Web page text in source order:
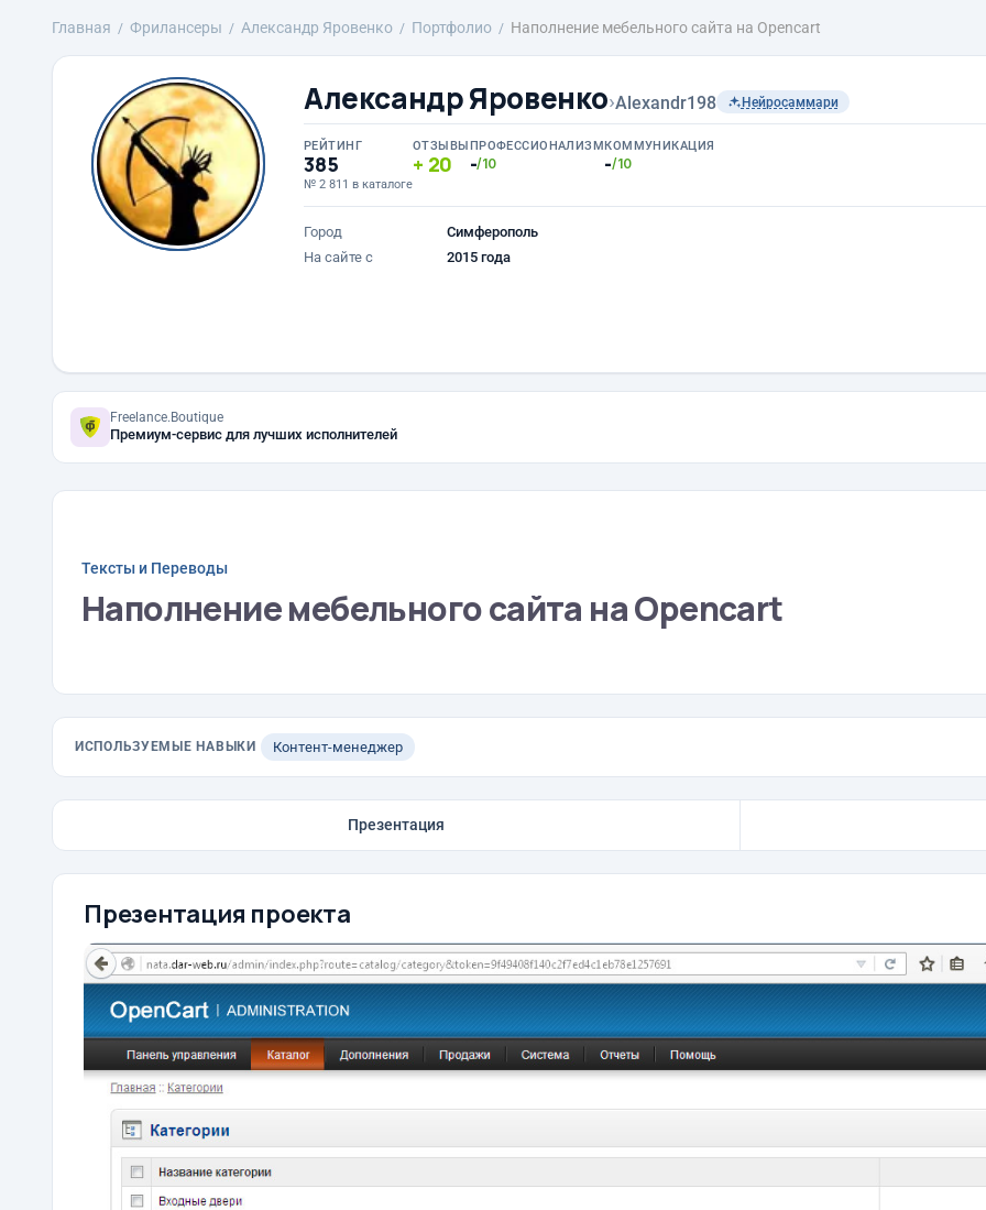
Главная Фрилансеры Александр Яровенко Портфолио Наполнение мебельного сайта на Opencart
Александр Яровенко›Alexandr198 Нейросаммари
РЕЙТИНГ
385
№ 2 811 в каталоге
ОТЗЫВЫ
20
ПРОФЕССИОНАЛИЗМ
-/10
КОММУНИКАЦИЯ
-/10
Город
Симферополь
На сайте с
2015 года
Freelance.Boutique
Премиум-сервис для лучших исполнителей
Тексты и Переводы
Наполнение мебельного сайта на Opencart
ИСПОЛЬЗУЕМЫЕ НАВЫКИ Контент-менеджер
Презентация
Презентация проекта